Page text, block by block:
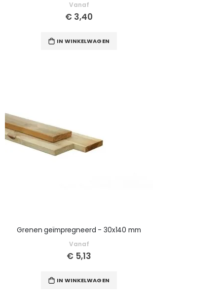
Vanaf
€ 3,40
IN WINKELWAGEN
Grenen geïmpregneerd - 30x140 mm
Vanaf
€ 5,13
IN WINKELWAGEN